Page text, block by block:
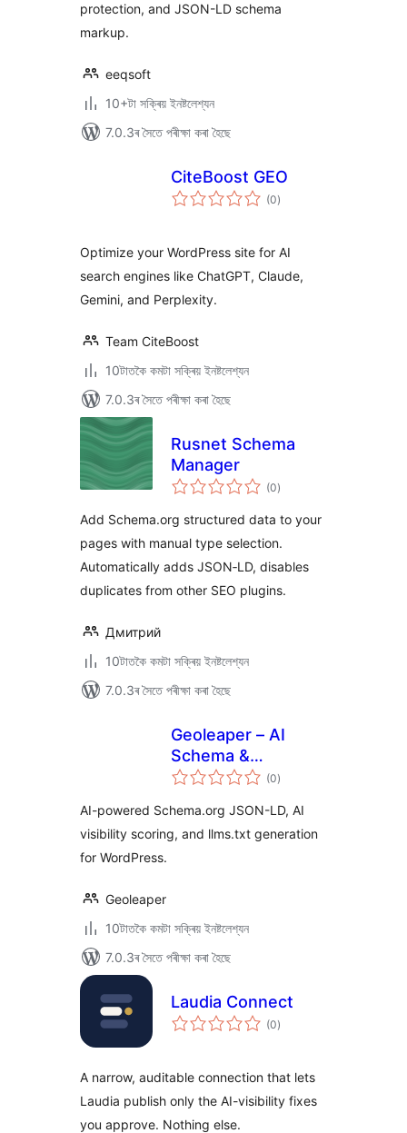
protection, and JSON-LD schema
markup.
eeqsoft
10+টা সক্ৰিয় ইনষ্টলেশ্যন
7.0.3ৰ সৈতে পৰীক্ষা কৰা হৈছে
CiteBoost GEO
(0টা
মুঠ)
Optimize your WordPress site for AI
search engines like ChatGPT, Claude,
Gemini, and Perplexity.
Team CiteBoost
10টাতকৈ কমটা সক্ৰিয় ইনষ্টলেশ্যন
7.0.3ৰ সৈতে পৰীক্ষা কৰা হৈছে
Rusnet Schema
Manager
(0টা
মুঠ)
Add Schema.org structured data to your
pages with manual type selection.
Automatically adds JSON‑LD, disables
duplicates from other SEO plugins.
Дмитрий
10টাতকৈ কমটা সক্ৰিয় ইনষ্টলেশ্যন
7.0.3ৰ সৈতে পৰীক্ষা কৰা হৈছে
Geoleaper – AI
Schema &
Structured Data
(0টা
মুঠ)
AI-powered Schema.org JSON-LD, AI
visibility scoring, and llms.txt generation
for WordPress.
Geoleaper
10টাতকৈ কমটা সক্ৰিয় ইনষ্টলেশ্যন
7.0.3ৰ সৈতে পৰীক্ষা কৰা হৈছে
Laudia Connect
(0টা
মুঠ)
A narrow, auditable connection that lets
Laudia publish only the AI-visibility fixes
you approve. Nothing else.